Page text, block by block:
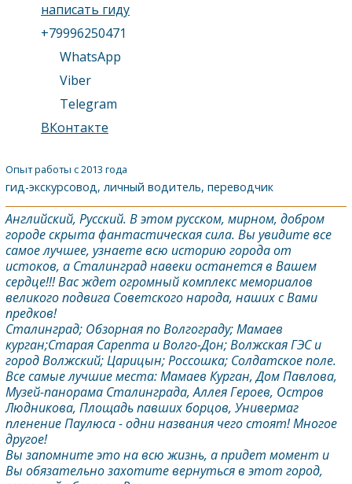
написать гиду
+79996250471
WhatsApp
Viber
Telegram
ВКонтакте
Опыт работы с 2013 года
гид-экскурсовод, личный водитель, переводчик
Английский, Русский. В этом русском, мирном, добром
городе скрыта фантастическая сила. Вы увидите все
самое лучшее, узнаете всю историю города от
истоков, а Сталинграднавеки останется в Вашем
сердце!!! Вас ждет огромный комплекс мемориалов
великого подвига Советского народа, наших с Вами
предков!
Сталинград; Обзорная поВолгограду; Мамаев
курган;Старая Сарепта и Волго-Дон; Волжская ГЭС и
городВолжский; Царицын; Россошка; Солдатское поле.
Все самые лучшие места: Мамаев Курган, Дом Павлова,
Музей-панорама Сталинграда, Аллея Героев, Остров
Людникова, Площадь павших борцов, Универмаг
пленение Паулюса - одни названия чего стоят! Многое
другое!
Вы запомните это на всю жизнь, а придет момент и
Вы обязательно захотите вернуться в этот город,